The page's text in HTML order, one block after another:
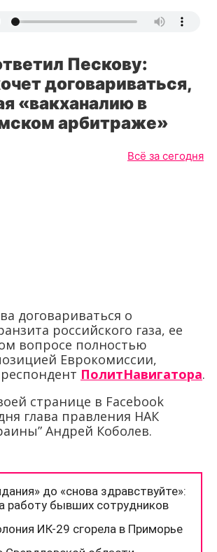
Пескову:
договариваться,
«вакханалию в
арбитраже»
Всё за сегодня
договариваться о
российского газа, ее
вопросе полностью
Еврокомиссии,
ПолитНавигатора.
странице в Facebook
глава правления НАК
Андрей Коболев.